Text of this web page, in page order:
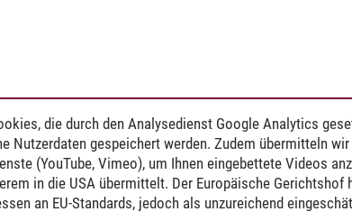
die durch den Analysedienst Google Analytics
Nutzerdaten gespeichert werden. Zudem übermitteln
(YouTube, Vimeo), um Ihnen eingebettete Videos
in die USA übermittelt. Der Europäische Gerichtshof
an EU-Standards, jedoch als unzureichend